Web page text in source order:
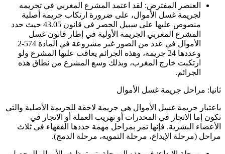
العنصر المفترض: لقد اعتمد المشرع المغربي في تجريمه
لجريمة غسل الأموال، على ضرورة ارتكاب جريمة أصلية
منصوص عليها على سبيل الحصر في قانون 43.05 حيث حدد
المشرع المغربي الجريمة الأولية في إطار قانون غسل
الأموال في عدد من الصور غير مشروعة في المادة 574-2
وعددها 24 جريمة، وهذه الجرائم يعاقب عليها المشرع ولو
ارتكبت خارج المغرب، وبذلك وسع المشرع من نطاق هذه
الجرائم.
ثانيا: مراحل جريمة غسل الأموال
باعتبار جريمة غسل الأموال هي جريمة لاحقة للجريمة الأصلية والتي
تكون إما الاتجار في المخدرات أو تهريب العملة أو الاتجار في
الأعضاء البشرية. فإنها تمر بمراحل مهمة حددها الفقهاء في ثلاث
مراحل (مرحلة الإيداع، مرحلة التمويه، مرحلة الدمج).